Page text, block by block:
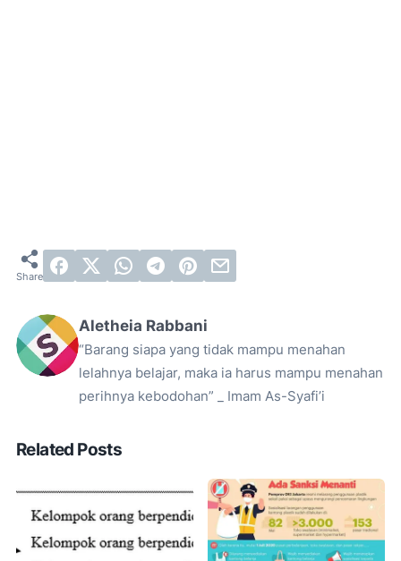
Aletheia Rabbani
“Barang siapa yang tidak mampu menahan
lelahnya belajar, maka ia harus mampu menahan
perihnya kebodohan” _ Imam As-Syafi’i
Related Posts